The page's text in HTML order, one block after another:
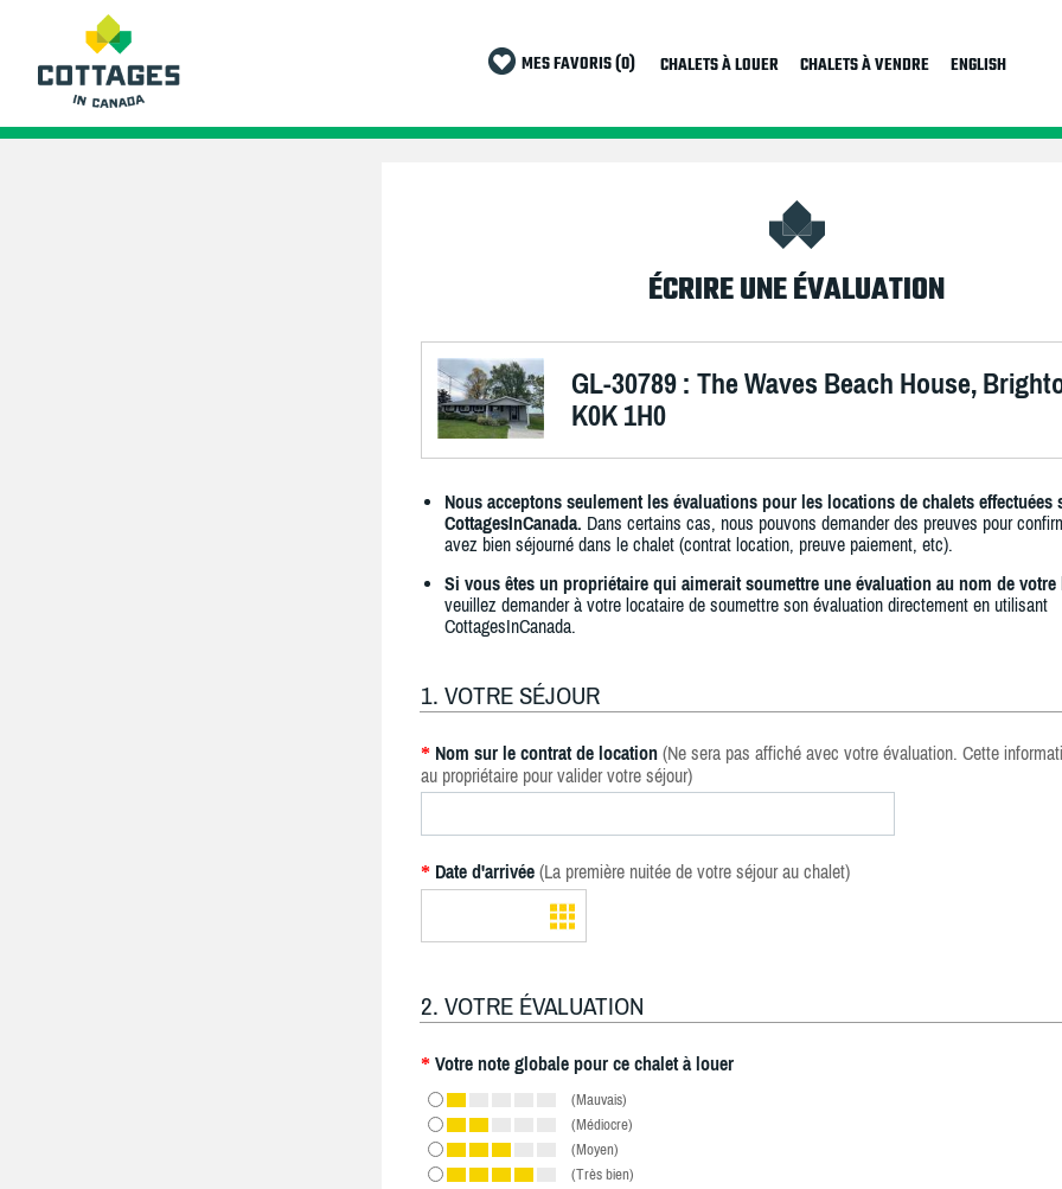
MES FAVORIS (0) CHALETS À LOUER CHALETS À VENDRE ENGLISH
ÉCRIRE UNE ÉVALUATION
GL-30789 : The Waves Beach House,
K0K 1H0
Nous acceptons seulement les évaluations pour les locations de chalets effectuées
CottagesInCanada. Dans certains cas, nous pouvons demander des preuves pour
avez bien séjourné dans le chalet (contrat location, preuve paiement, etc).
Si vous êtes un propriétaire qui aimerait soumettre une évaluation au nom de votre
veuillez demander à votre locataire de soumettre son évaluation directement en utilisant
CottagesInCanada.
1. VOTRE SÉJOUR
* Nom sur le contrat de location (Ne sera pas affiché avec votre évaluation. Cette
au propriétaire pour valider votre séjour)
* Date d'arrivée (La première nuitée de votre séjour au chalet)
2. VOTRE ÉVALUATION
* Votre note globale pour ce chalet à louer
(Mauvais)
(Médiocre)
(Moyen)
(Très bien)